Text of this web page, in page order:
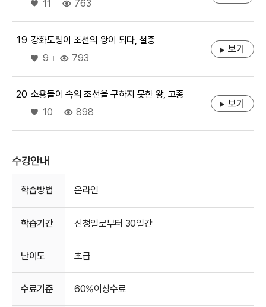
좋아요
11 763
19 강화도령이 조선의 왕이 되다, 철종
좋아요
9 793
보기
20 소용돌이 속의 조선을 구하지 못한 왕, 고종
좋아요
10 898
보기
수강안내
학습방법 온라인
학습기간 신청일로부터 30일간
난이도 초급
수료기준 60%이상수료